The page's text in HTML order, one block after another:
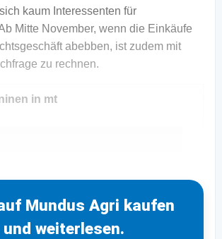
kaum Interessenten für
Mitte November, wenn die Einkäufe
abebben, ist zudem mit
zu rechnen.
in mt
Mundus Agri kaufen
und weiterlesen.